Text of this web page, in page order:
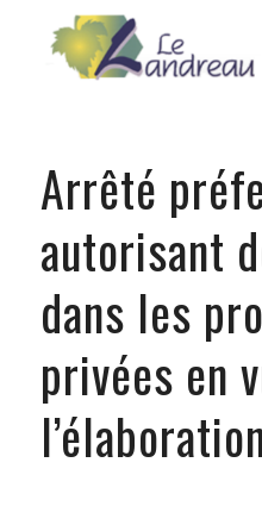
Arrêté
autorisant
dans les
privées en